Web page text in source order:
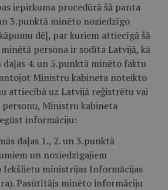
iepirkuma procedūrā šā panta
3.punktā minēto noziedzīgo
dēļ, par kuriem attiecīgā šā
persona ir sodīta Latvijā, kā
4. un 5.punktā minēto faktu
Ministru kabineta noteikto
attiecībā uz Latvijā reģistrētu vai
Ministru kabineta
informāciju:
daļas 1., 2. un 3.punktā
un noziedzīgajiem
ministrijas Informācijas
Pasūtītājs minēto informāciju